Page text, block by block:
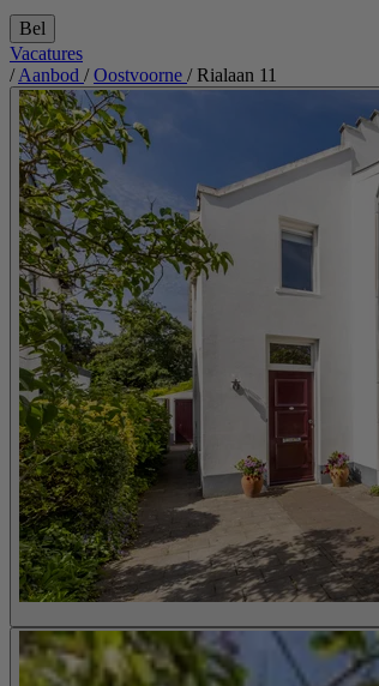
Bel
Vacatures
/ Aanbod / Oostvoorne / Rialaan 11